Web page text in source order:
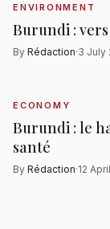
ENVIRONMENT
Burundi :
By Rédaction·3 July
ECONOMY
Burundi : le
santé
By Rédaction·12